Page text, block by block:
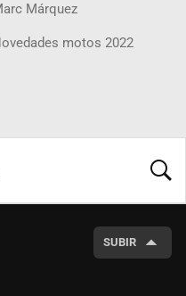
Márquez
motos 2022
SUBIR